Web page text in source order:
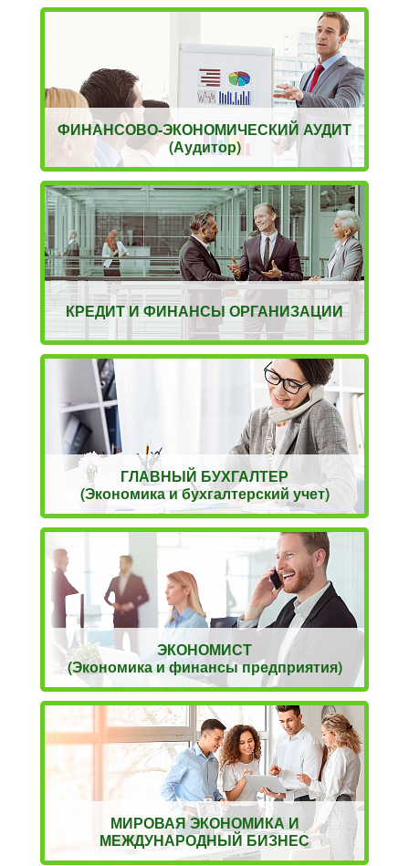
ФИНАНСОВО-ЭКОНОМИЧЕСКИЙ АУДИТ
(Аудитор)
КРЕДИТ И ФИНАНСЫ ОРГАНИЗАЦИИ
ГЛАВНЫЙ БУХГАЛТЕР
(Экономика и бухгалтерский учет)
ЭКОНОМИСТ
(Экономика и финансы предприятия)
МИРОВАЯ ЭКОНОМИКА И
МЕЖДУНАРОДНЫЙ БИЗНЕС